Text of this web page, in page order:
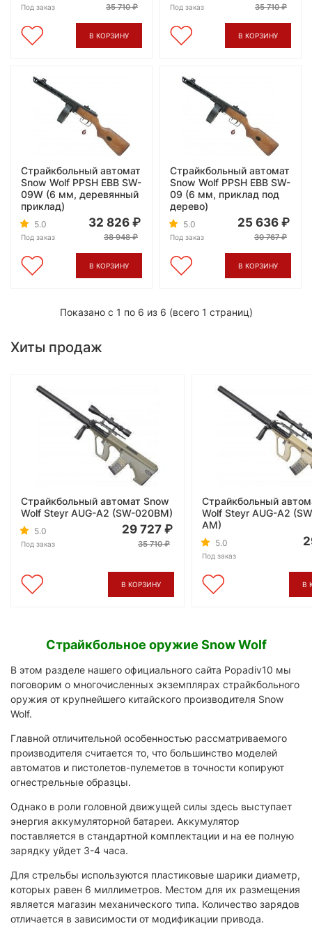
Под заказ 35 710
В КОРЗИНУ
Под заказ 35 710
В КОРЗИНУ
Страйкбольный автомат
Snow Wolf PPSH EBB SW-
09W (6 мм, деревянный
приклад)
5.0
Под заказ
32 826
38 948
В КОРЗИНУ
Страйкбольный автомат
Snow Wolf PPSH EBB SW-
09 (6 мм, приклад под
дерево)
5.0
Под заказ
25 636
30 767
В КОРЗИНУ
Показано с 1 по 6 из 6 (всего 1 страниц)
Хиты продаж
Страйкбольный автомат Snow
Wolf Steyr AUG-A2 (SW-020BM)
5.0
Под заказ
29 727
35 710
В КОРЗИНУ
Страйкбольный
Wolf Steyr AUG-A2
AM)
5.0
Под заказ
В
Страйкбольное оружие Snow Wolf
В этом разделе нашего официального сайта Popadiv10 мы
поговорим о многочисленных экземплярах страйкбольного
оружия от крупнейшего китайского производителя Snow
Wolf.
Главной отличительной особенностью рассматриваемого
производителя считается то, что большинство моделей
автоматов и пистолетов-пулеметов в точности копируют
огнестрельные образцы.
Однако в роли головной движущей силы здесь выступает
энергия аккумуляторной батареи. Аккумулятор
поставляется в стандартной комплектации и на ее полную
зарядку уйдет 3-4 часа.
Для стрельбы используются пластиковые шарики диаметр,
которых равен 6 миллиметров. Местом для их размещения
является магазин механического типа. Количество зарядов
отличается в зависимости от модификации привода.